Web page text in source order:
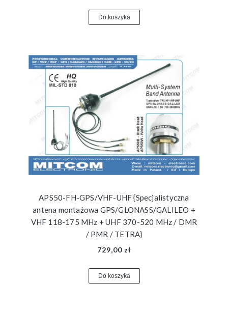
Do koszyka
APS50-FH-GPS/VHF-UHF {Specjalistyczna
antena montażowa GPS/GLONASS/GALILEO +
VHF 118-175 MHz + UHF 370-520 MHz / DMR
/ PMR / TETRA}
729,00 zł
Do koszyka